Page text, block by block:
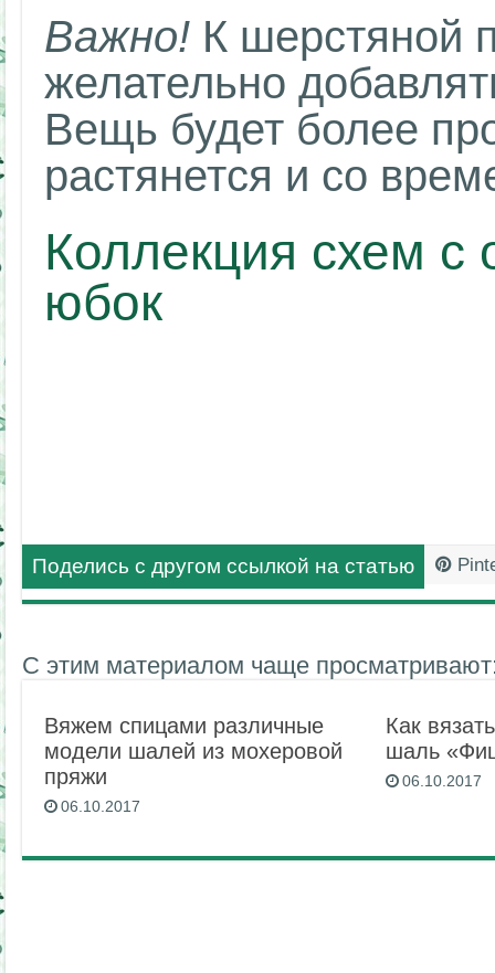
Важно!К шерстяной
желательно
Вещь будет более
растянется и со
Коллекция схем с
юбок
Поделись с другом ссылкой на статью
С этим материалом чаще
Вяжем спицами различные
модели шалей из мохеровой
пряжи
06.10.2017
Как
шаль
06.10.2017